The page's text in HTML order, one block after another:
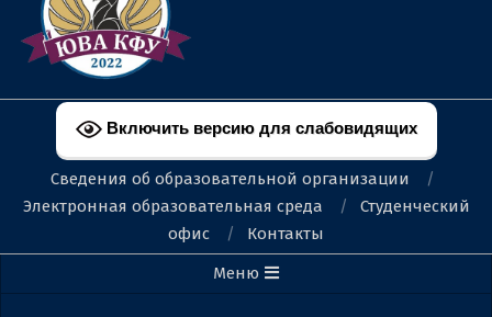
ФЕОДОСИЙСКИЙ
ФИЛИАЛ
КФУ
ИМ.
В.И.
ВЕРНАДСКОГО
Включить версию для слабовидящих
Сведения об образовательной организации
Электронная образовательная среда
Студенческий
офис
Контакты
Меню